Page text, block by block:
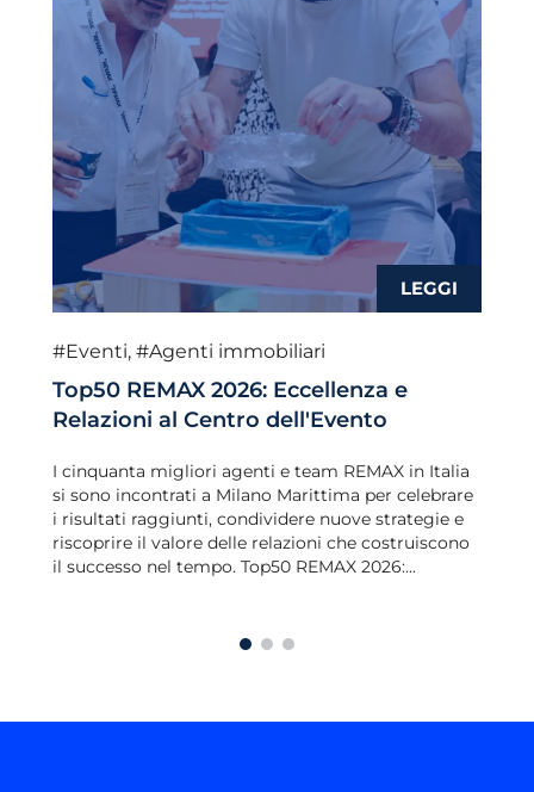
#Eventi, #Agenti immobiliari
Top50 REMAX 2026: Eccellenza e
Relazioni al Centro dell'Evento
I cinquanta migliori agenti e team REMAX in Italia
si sono incontrati a Milano Marittima per celebrare
i risultati raggiunti, condividere nuove strategie e
riscoprire il valore delle relazioni che costruiscono
il successo nel tempo. Top50 REMAX 2026:...